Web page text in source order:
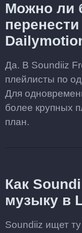
Можно ли
Да. В Soundiiz
плейлисты по
Для
более крупных
план.
Как
музыку в
Soundiiz ищет